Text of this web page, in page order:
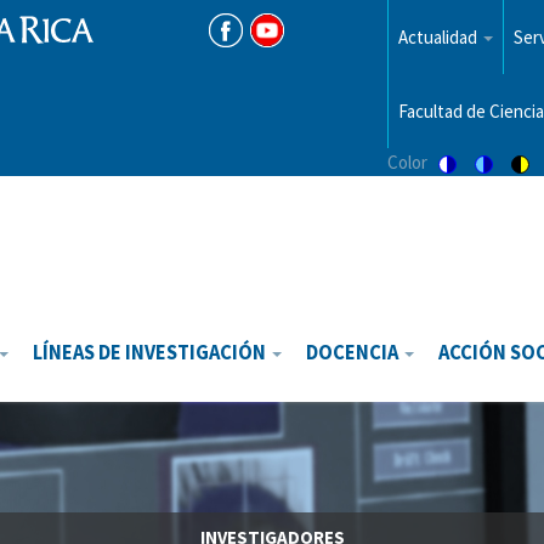
top
Actualidad
Facultad de
Color
LÍNEAS DE INVESTIGACIÓN DOCENCIA ACCIÓN
INVESTIGADORES